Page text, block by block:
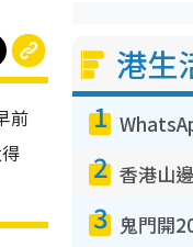
前
港生
1
2
3